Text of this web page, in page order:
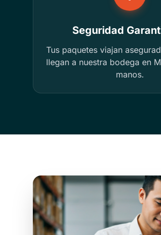
Seguridad
Tus paquetes viajan
llegan a nuestra bodega en
manos.